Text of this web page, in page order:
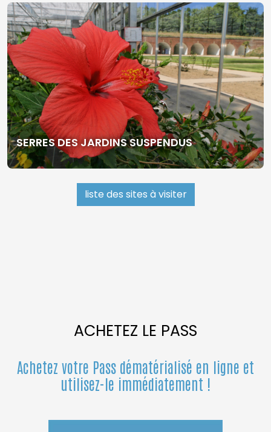
SERRES DES JARDINS SUSPENDUS
liste des sites à visiter
ACHETEZ LE PASS
Achetez votre Pass dématérialisé en ligne et
utilisez-le immédiatement !